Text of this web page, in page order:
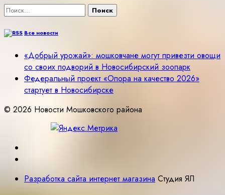
Найти:
Все новости
«Добрый урожай»: мошковчане могут привезти овощи
со своих подворий в Новосибирский зоопарк
Федеральный проект «Опора на качество 2026»
стартует в Новосибирске
© 2026 Новости Мошковского района
Разработка сайта интернет магазина Студия ЯЛ